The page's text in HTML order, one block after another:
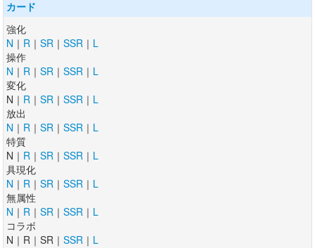
カード
強化
N ｜ R ｜ SR ｜ SSR ｜ L
操作
N ｜ R ｜ SR ｜ SSR ｜ L
変化
N｜ R ｜ SR ｜ SSR ｜ L
放出
N ｜ R ｜ SR ｜ SSR ｜ L
特質
N｜ R ｜ SR ｜ SSR ｜ L
具現化
N ｜ R ｜ SR ｜ SSR ｜ L
無属性
N ｜ R ｜ SR ｜ SSR ｜ L
コラボ
N｜R｜SR｜ SSR ｜ L